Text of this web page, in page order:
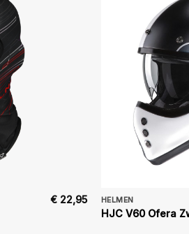
€ 22,95 HELMEN
HJC V60 Ofera